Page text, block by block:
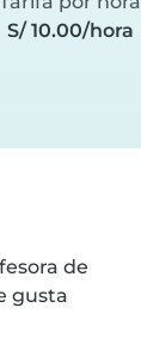
S/ 10.00/hora
de
gusta